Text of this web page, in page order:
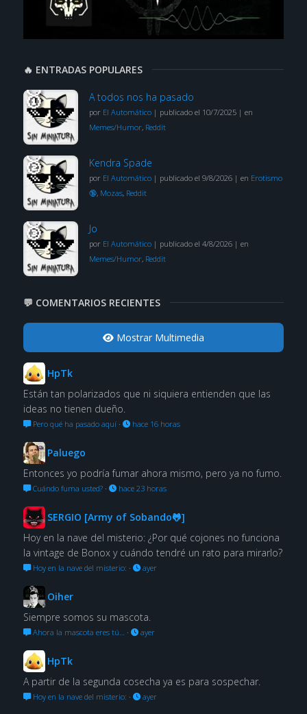
🔥 ENTRADAS POPULARES
A todos nos ha pasado
por El Automático| publicado el 10/7/2025| en
Memes/Humor, Reddit
Kendra Spade
por El Automático| publicado el 9/8/2026| en Erotismo
🔞, Mozas, Reddit
Jo
por El Automático| publicado el 4/8/2026| en
Memes/Humor, Reddit
💬 COMENTARIOS RECIENTES
Mostrar Multimedia
HpTk
Están tan polarizados que ni siquiera entienden que las
ideas no tienen dueño.
Pero qué ha pasado aquí· hace 16 horas
Paluego
Entonces yo podría fumar ahora mismo, pero ya no fumo.
Cuándo fuma usted?· hace 23 horas
SERGIO [Army of Sobando🐸]
Hoy en la nave del misterio: ¿Por qué cojones no funciona
la vintage de Bonox y cuándo tendré un rato para mirarlo?
Hoy en la nave del misterio: · ayer
Oiher
Siempre somos su mascota.
Ahora la mascota eres tú… · ayer
HpTk
A partir de la segunda cosecha ya es para sospechar.
Hoy en la nave del misterio: · ayer